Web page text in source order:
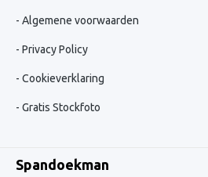
Algemene voorwaarden
Privacy Policy
Cookieverklaring
Gratis Stockfoto
Spandoekman